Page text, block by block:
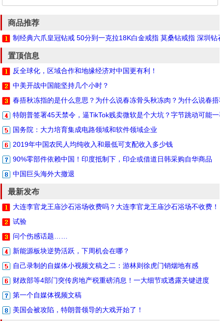
商品推荐
制经典六爪皇冠钻戒 50分到一克拉18K白金戒指 莫桑钻戒指 深圳钻
置顶信息
反全球化，区域合作和地缘经济对中国更有利！
中美开战中国能坚持几个小时？
春捂秋冻指的是什么意思？为什么说春冻骨头秋冻肉？为什么说春
特朗普签署45天禁令，逼TikTok贱卖微软是个大坑？字节跳动可能
国务院：大力培育集成电路领域和软件领域企业
2019年中国农民人均纯收入和最低可支配收入多少钱
90%零部件依赖中国！印度抵制下，印企或借道日韩采购自华商品
中国巨头海外大撤退
最新发布
大连李官龙王庙沙石浴场收费吗？大连李官龙王庙沙石浴场不收费！
试验
问个伤感话题……
新能源板块逆势活跃，下周机会在哪？
自己录制的自媒体小视频文稿之二：游林则徐虎门销烟地有感
财政部等4部门突传房地产税重磅消息！一大细节或透露关键进度
第一个自媒体视频文稿
美国会被攻陷，特朗普领导的大戏开始了！